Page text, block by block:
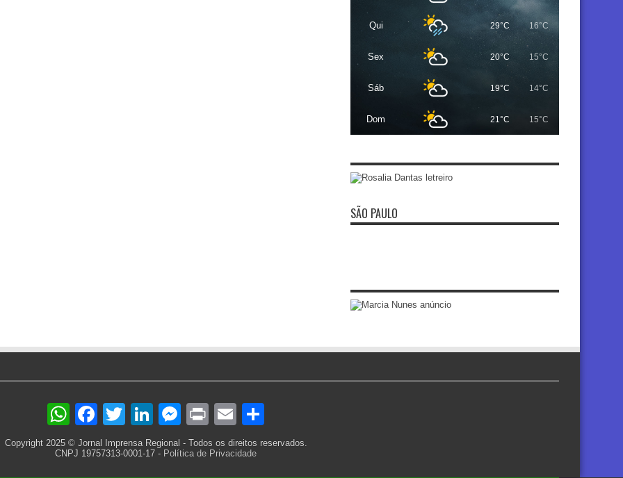
Qui 29°C 16°C
Sex 20°C 15°C
Sáb 19°C 14°C
Dom 21°C 15°C
SÃO PAULO
WhatsApp
Facebook
TwitterLinkedIn
Messenger
PrintEmail
Copyright 2025 © Jornal Imprensa Regional - Todos os direitos reservados.
CNPJ 19757313-0001-17 - Política de Privacidade